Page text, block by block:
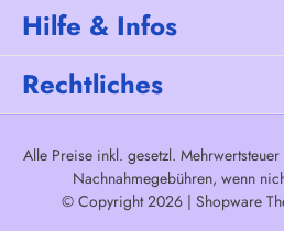
Hilfe & Infos
Rechtliches
Alle Preise inkl. gesetzl. Mehrwertsteuer
Nachnahmegebühren, wenn
© Copyright 2026 | Shopware